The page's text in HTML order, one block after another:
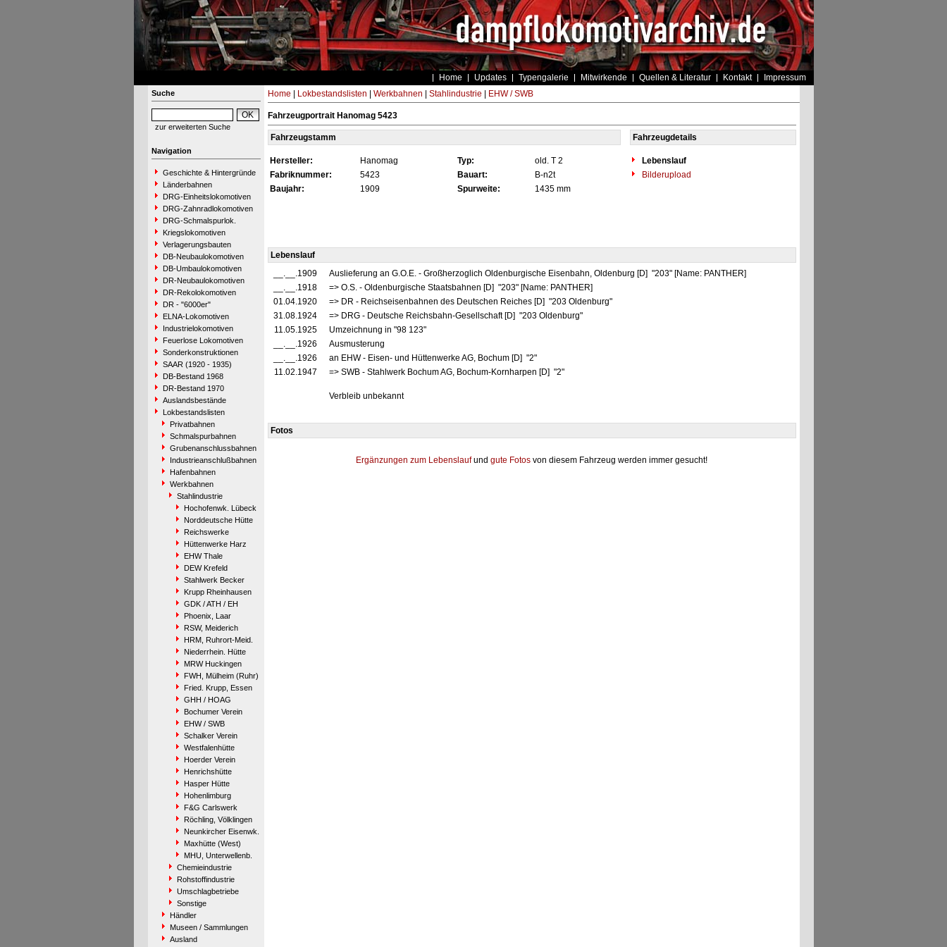
Home Updates Typengalerie Mitwirkende Quellen & Literatur Kontakt Impressum
Suche
zur erweiterten Suche
Navigation
Geschichte & Hintergründe
Länderbahnen
DRG-Einheitslokomotiven
DRG-Zahnradlokomotiven
DRG-Schmalspurlok.
Kriegslokomotiven
Verlagerungsbauten
DB-Neubaulokomotiven
DB-Umbaulokomotiven
DR-Neubaulokomotiven
DR-Rekolokomotiven
DR - "6000er"
ELNA-Lokomotiven
Industrielokomotiven
Feuerlose Lokomotiven
Sonderkonstruktionen
SAAR (1920 - 1935)
DB-Bestand 1968
DR-Bestand 1970
Auslandsbestände
Lokbestandslisten
Privatbahnen
Schmalspurbahnen
Grubenanschlussbahnen
Industrieanschlußbahnen
Hafenbahnen
Werkbahnen
Stahlindustrie
Hochofenwk. Lübeck
Norddeutsche Hütte
Reichswerke
Hüttenwerke Harz
EHW Thale
DEW Krefeld
Stahlwerk Becker
Krupp Rheinhausen
GDK / ATH / EH
Phoenix, Laar
RSW, Meiderich
HRM, Ruhrort-Meid.
Niederrhein. Hütte
MRW Huckingen
FWH, Mülheim (Ruhr)
Fried. Krupp, Essen
GHH / HOAG
Bochumer Verein
EHW / SWB
Schalker Verein
Westfalenhütte
Hoerder Verein
Henrichshütte
Hasper Hütte
Hohenlimburg
F&G Carlswerk
Röchling, Völklingen
Neunkircher Eisenwk.
Maxhütte (West)
MHU, Unterwellenb.
Chemieindustrie
Rohstoffindustrie
Umschlagbetriebe
Sonstige
Händler
Museen / Sammlungen
Ausland
Home Lokbestandslisten Werkbahnen Stahlindustrie EHW / SWB
Fahrzeugportrait Hanomag 5423
Fahrzeugstamm Fahrzeugdetails
Hersteller: Hanomag Typ: old. T 2
Lebenslauf
Fabriknummer:
5423 Bauart: B-n2t
Bilderupload
Baujahr:
1909 Spurweite: 1435 mm
Lebenslauf
__.__.1909
Auslieferung an G.O.E. - Großherzoglich Oldenburgische Eisenbahn, Oldenburg [D] "203" [Name: PANTHER]
__.__.1918
=> O.S. - Oldenburgische Staatsbahnen [D] "203" [Name: PANTHER]
01.04.1920
=> DR - Reichseisenbahnen des Deutschen Reiches [D] "203 Oldenburg"
31.08.1924
=> DRG - Deutsche Reichsbahn-Gesellschaft [D] "203 Oldenburg"
11.05.1925
Umzeichnung in "98 123"
__.__.1926
Ausmusterung
__.__.1926
an EHW - Eisen- und Hüttenwerke AG, Bochum [D] "2"
11.02.1947
=> SWB - Stahlwerk Bochum AG, Bochum-Kornharpen [D] "2"
Verbleib unbekannt
Fotos
Ergänzungen zum Lebenslaufund gute Fotos von diesem Fahrzeug werden immer gesucht!